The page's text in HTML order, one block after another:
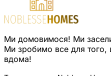
Ми домовимося! Ми
Ми зробимо все для того,
вдома!